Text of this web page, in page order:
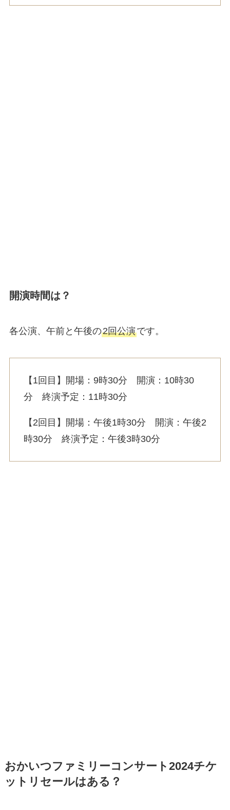
開演時間は？
各公演、午前と午後の2回公演です。
【1回目】開場：9時30分 開演：10時30
分 終演予定：11時30分
【2回目】開場：午後1時30分 開演：午後2
時30分 終演予定：午後3時30分
おかいつファミリーコンサート2024チケ
ットリセールはある？